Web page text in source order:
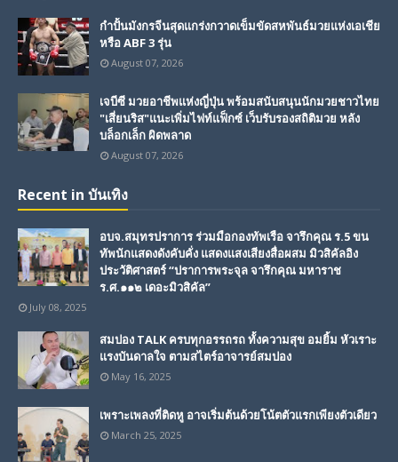
กำปั้นมังกรจีนสุดแกร่งกวาดเข็มขัดสหพันธ์มวยแห่งเอเชีย
หรือ ABF 3 รุ่น
August 07, 2026
เจบีซี มวยอาชีพแห่งญี่ปุ่น พร้อมสนับสนุนนักมวยชาวไทย
"เสี่ยนริส"แนะเพิ่มไฟท์แฟ็กซ์ เว็บรับรองสถิติมวย หลัง
บล็อกเล็ก ผิดพลาด
August 07, 2026
Recent in บันเทิง
อบจ.สมุทรปราการ ร่วมมือกองทัพเรือ จารึกคุณ ร.5 ขน
ทัพนักแสดงดังคับคั่ง แสดงแสงเสียงสื่อผสม มิวสิคัลอิง
ประวัติศาสตร์ “ปราการพระจุล จารึกคุณ มหาราช
ร.ศ.๑๑๒ เดอะมิวสิคัล”
July 08, 2025
สมปอง TALK ครบทุกอรรถรถ ทั้งความสุข อมยิ้ม หัวเราะ
แรงบันดาลใจ ตามสไตร์อาจารย์สมปอง
May 16, 2025
เพราะเพลงที่ติดหู อาจเริ่มต้นด้วยโน้ตตัวแรกเพียงตัวเดียว
March 25, 2025